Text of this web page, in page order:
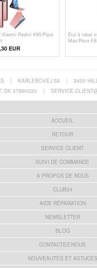
Redmi K90/Poco
EUR
Étui à rabat
Max/Poco
| KARLEBOVEJ 59 | 3400
DK 37860220
|
ACCUEIL
RETOUR
SERVICE CLIENT
SUIVI DE COMMANDE
A PROPOS DE NOUS
CLUB24
AIDE RÉPARATION
NEWSLETTER
BLOG
CONTACTEZ-NOUS
NOUVEAUTÉS ET ASTUCES